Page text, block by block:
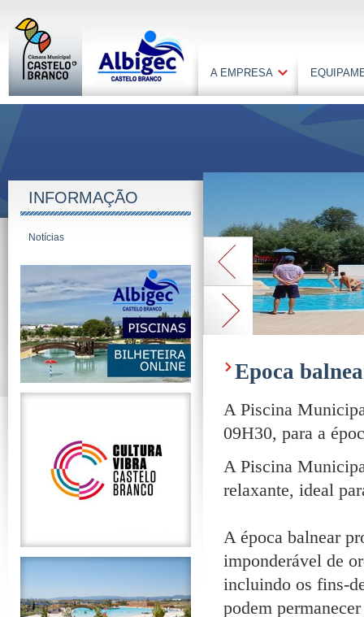
A EMPRESA
INFORMAÇÃO
Notícias
Epoca
A Piscina
09H30, para a
A Piscina
relaxante, ideal
A época balnear
imponderável de
incluindo os fins-
podem